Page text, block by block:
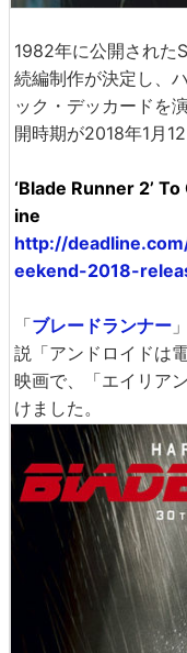
1982年に公開された
続編制作が決定し、
ック・デッカードを
開時期が2018年1月
‘Blade Runner 2’
ine
http://
eekend-2018-
「ブレードランナー
説「アンドロイドは
映画で、「エイリア
けました。